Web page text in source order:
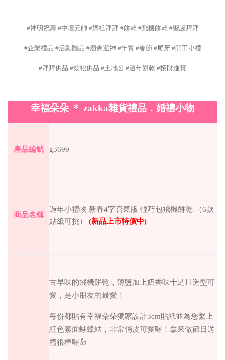
#神明祝壽 #中壇元帥 #媽祖拜拜 #餅乾 #飛機餅乾 #聖誕拜拜
#企業禮品 #活動贈品 #廟會迎神 #年貨 #春節 #尾牙 #開工小禮
#拜拜供品 #祭祀供品 #土地公 #過年餅乾 #招財進寶
幸福朵朵 ＊ zakka雜貨禮品．婚禮小物
產品編號 g3699
商品名稱
過年小禮物 新春4字喜氣版 輕巧包飛機餅乾 （6款
貼紙可挑）
(新品上市特價中)
古早味的飛機餅乾，薄鹽加上奶香味十足且造型可
愛，是小朋友的最愛！
每份都貼有幸福朵朵獨家設計3cm貼紙並為您繫上
紅色素面蝴蝶結，非常俏皮可愛喔！拿來做節日送
禮很棒喔👍